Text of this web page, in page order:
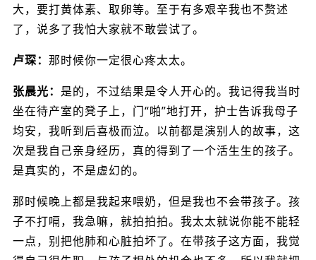
大，要打黄体素、取卵等。至于有多艰辛我也不赘述
了，说多了我怕大家就不敢尝试了。
卢琛： 那时候你一定很心疼太太。
张晨光： 是的，不过结果是令人开心的。我记得我当时
坐在待产室的凳子上，门“啪”地打开，护士告诉我母子
均安，我听到后喜极而泣。以前都是演别人的故事，这
次是我自己亲身经历，真的得到了一个活生生的孩子。
是真实的，不是虚幻的。
那时候晚上都是我起来喂奶，但是我也不会带孩子。孩
子不打嗝，我急嘛，就拍拍拍。我太太就说你能不能轻
一点，别把他肺和心脏拍坏了。在带孩子这方面，我觉